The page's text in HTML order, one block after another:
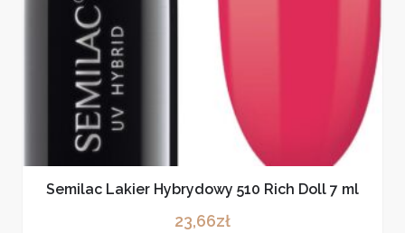
Semilac Lakier Hybrydowy 510 Rich Doll 7 ml
23,66zł